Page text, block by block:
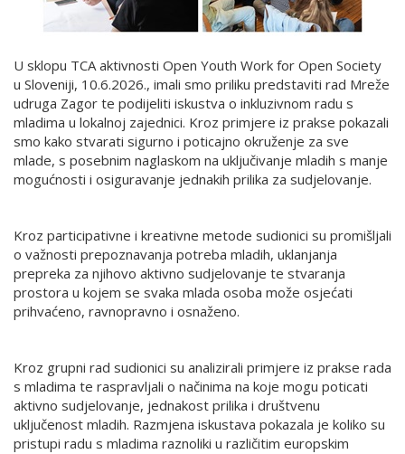
U sklopu TCA aktivnosti Open Youth Work for Open Society
u Sloveniji, 10.6.2026., imali smo priliku predstaviti rad Mreže
udruga Zagor te podijeliti iskustva o inkluzivnom radu s
mladima u lokalnoj zajednici. Kroz primjere iz prakse pokazali
smo kako stvarati sigurno i poticajno okruženje za sve
mlade, s posebnim naglaskom na uključivanje mladih s manje
mogućnosti i osiguravanje jednakih prilika za sudjelovanje.
Kroz participativne i kreativne metode sudionici su promišljali
o važnosti prepoznavanja potreba mladih, uklanjanja
prepreka za njihovo aktivno sudjelovanje te stvaranja
prostora u kojem se svaka mlada osoba može osjećati
prihvaćeno, ravnopravno i osnaženo.
Kroz grupni rad sudionici su analizirali primjere iz prakse rada
s mladima te raspravljali o načinima na koje mogu poticati
aktivno sudjelovanje, jednakost prilika i društvenu
uključenost mladih. Razmjena iskustava pokazala je koliko su
pristupi radu s mladima raznoliki u različitim europskim